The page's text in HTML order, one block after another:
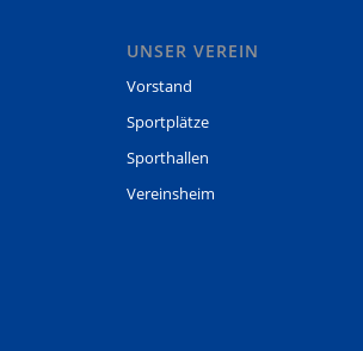
UNSER VEREIN
Vorstand
Sportplätze
Sporthallen
Vereinsheim